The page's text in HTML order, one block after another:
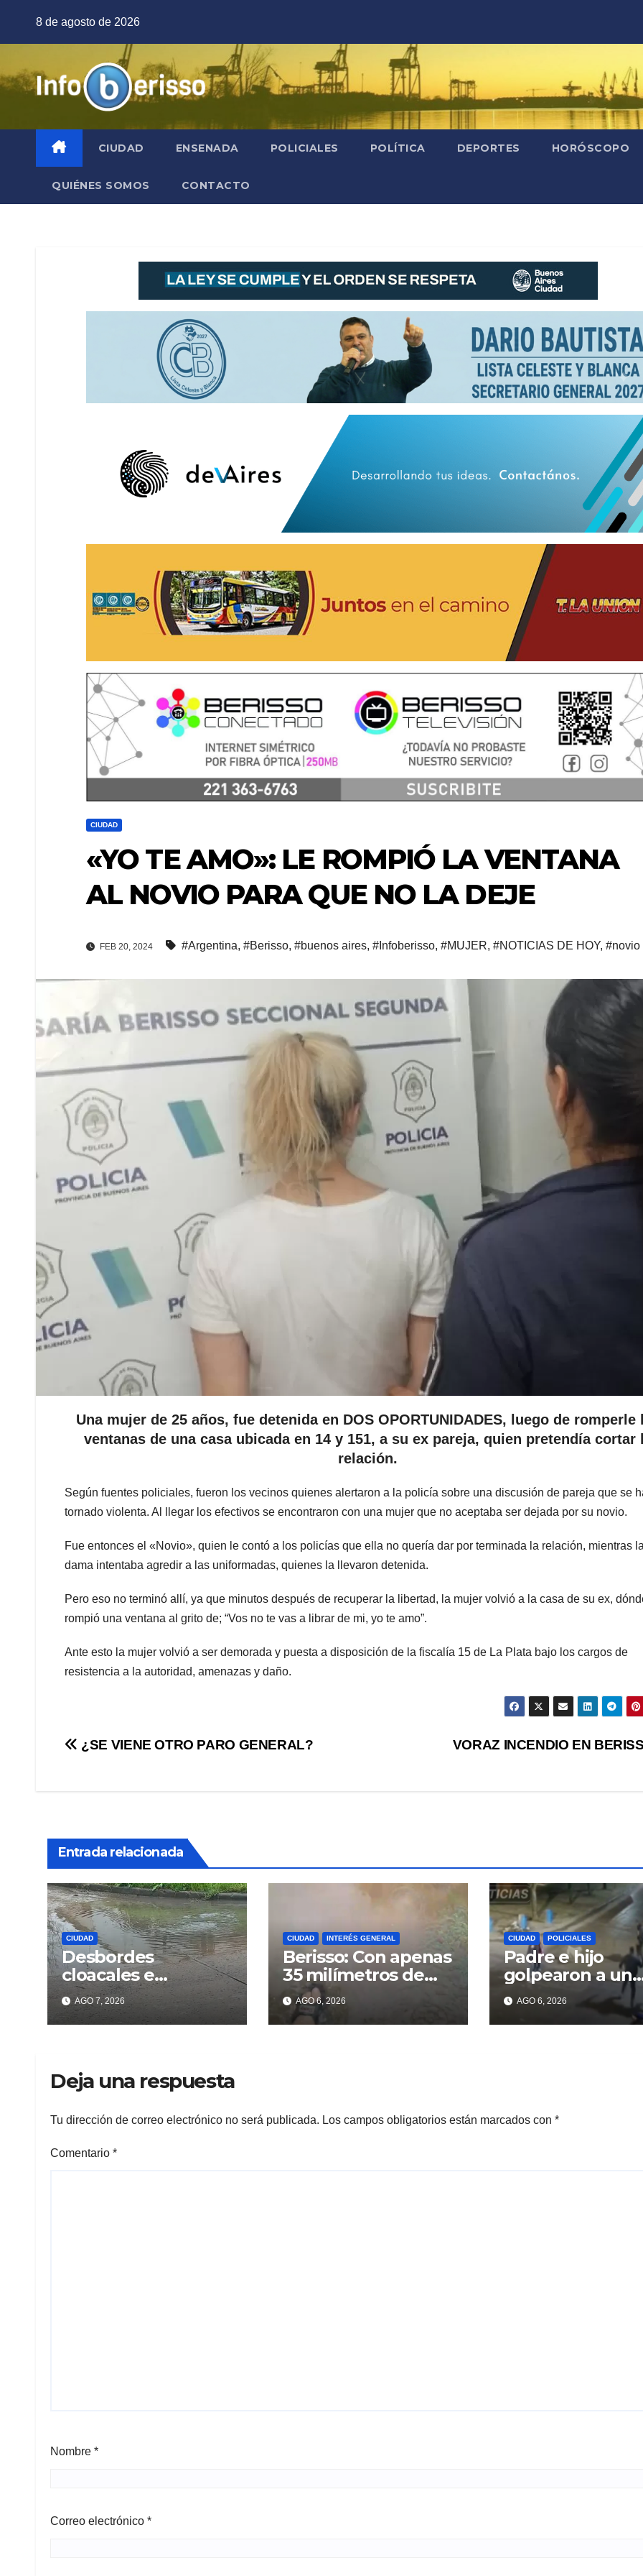
8 de agosto de 2026
CIUDAD ENSENADA POLICIALES POLÍTICA DEPORTES HORÓSCOPO
QUIÉNES SOMOS CONTACTO
CIUDAD
«YO TE AMO»: LE ROMPIÓ LA VENTANA
AL NOVIO PARA QUE NO LA DEJE
FEB 20, 2024 #Argentina, #Berisso, #buenos aires, #Infoberisso, #MUJER, #NOTICIAS DE HOY, #novio
Una mujer de 25 años, fue detenida en DOS OPORTUNIDADES, luego de romperle
ventanas de una casa ubicada en 14 y 151, a su ex pareja, quien pretendía cortar
relación.
Según fuentes policiales, fueron los vecinos quienes alertaron a la policía sobre una discusión de pareja que se
tornado violenta. Al llegar los efectivos se encontraron con una mujer que no aceptaba ser dejada por su novio.
Fue entonces el «Novio», quien le contó a los policías que ella no quería dar por terminada la relación, mientras
dama intentaba agredir a las uniformadas, quienes la llevaron detenida.
Pero eso no terminó allí, ya que minutos después de recuperar la libertad, la mujer volvió a la casa de su ex,
rompió una ventana al grito de; “Vos no te vas a librar de mi, yo te amo”.
Ante esto la mujer volvió a ser demorada y puesta a disposición de la fiscalía 15 de La Plata bajo los cargos de
resistencia a la autoridad, amenazas y daño.
Navegación
VORAZ INCENDIO EN
¿SE VIENE OTRO PARO GENERAL?
Entrada relacionada
CIUDAD
Desbordes
cloacales e
inmundicia en
Berisso: colapso de
la red en la calle 14
AGO 7, 2026
CIUDAD INTERÉS GENERAL
Berisso: Con apenas
35 milímetros de
lluvia ya se sienten
los problemas
AGO 6, 2026
CIUDAD POLICIALES
Padre e hijo
golpearon a un
delincuente
recuperar un
celular robado
AGO 6, 2026
Deja una respuesta
Tu dirección de correo electrónico no será publicada. Los campos obligatorios están marcados con *
Comentario *
Nombre *
Correo electrónico *